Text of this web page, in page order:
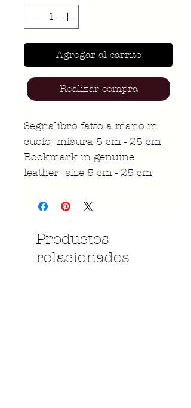
Agregar al carrito
Realizar compra
Segnalibro fatto a mano in
cuoio misura 5 cm - 25 cm
Bookmark in genuine
leather size 5 cm - 25 cm
Productos
relacionados